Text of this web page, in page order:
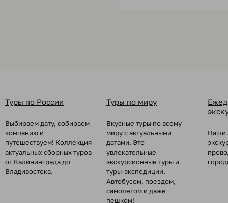
Туры по России
Выбираем дату, собираем
компанию и
путешествуем! Коллекция
актуальных сборных туров
от Калининграда до
Владивостока.
Туры по миру
Вкусные туры по всему
миру с актуальными
датами. Это
увлекательные
экскурсионные туры и
туры-экспедиции.
Автобусом, поездом,
самолетом и даже
пешком!
Наши